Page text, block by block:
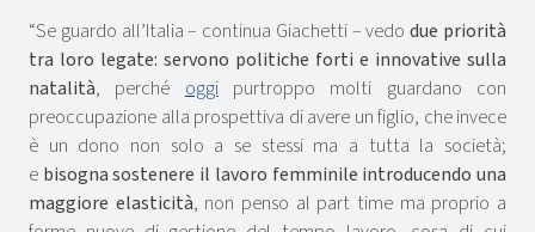
“Se guardo all’Italia – continua Giachetti – vedodue priorità
tra loro legate: servono politiche forti e innovative sulla
natalità, perché oggipurtroppo molti guardano con
preoccupazione alla prospettiva di avere un figlio, che invece
è un dono non solo a se stessi ma a tutta la società;
e bisogna sostenere il lavoro femminile introducendo una
maggiore elasticità, non penso al part time ma proprio a